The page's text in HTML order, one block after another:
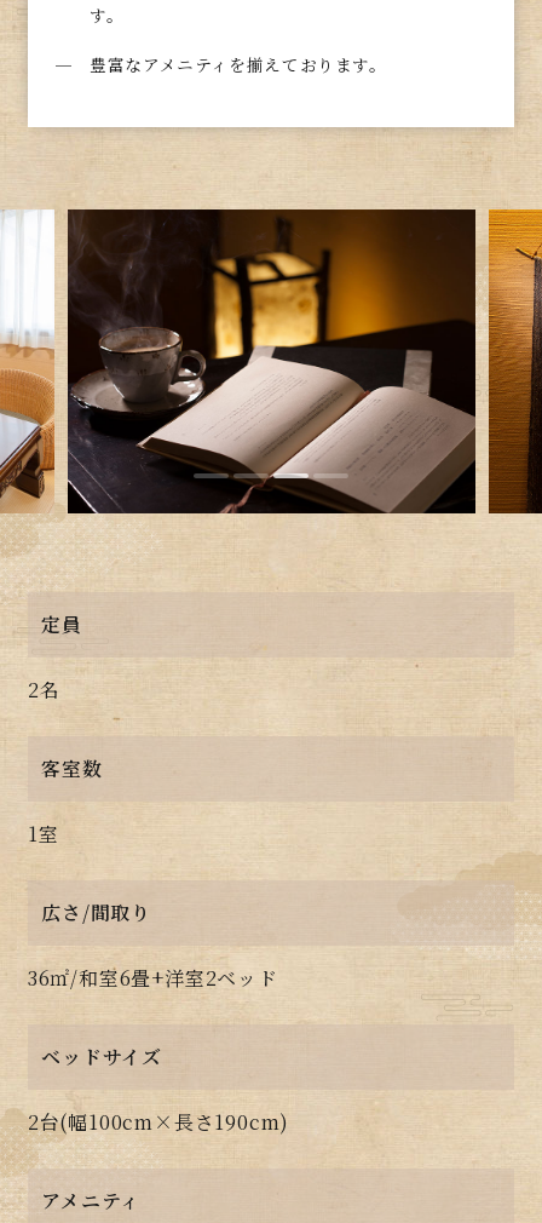
す。
豊富なアメニティを揃えております。
定員
2名
客室数
1室
広さ/間取り
36㎡/和室6畳+洋室2ベッド
ベッドサイズ
2台(幅100cm×長さ190cm)
アメニティ